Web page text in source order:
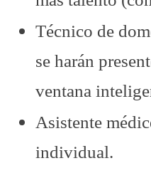
Técnico de
se harán
ventana
Asistente
individual.